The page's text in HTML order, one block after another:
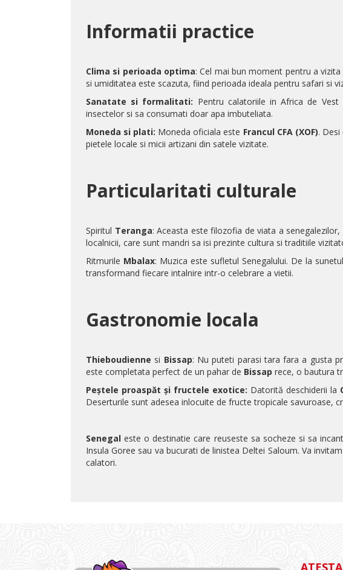
Informatii practice
Clima si perioada optima: Cel mai bun moment pentru a vizita
si umiditatea este scazuta, fiind perioada ideala pentru safari si
Sanatate si formalitati: Pentru calatoriile inAfrica de Vest
insectelor si sa consumati doar apa imbuteliata.
Moneda si plati: Moneda oficiala este Francul CFA (XOF).
pietele locale si micii artizani din satele vizitate.
Particularitati culturale
Spiritul Teranga: Aceasta este filozofia de viata a
localnicii, care sunt mandri sa isi prezinte cultura si traditiile
Ritmurile Mbalax: Muzica este sufletul Senegalului. De la
transformand fiecare intalnire intr-o celebrare a vietii.
Gastronomie locala
Thieboudienne si Bissap: Nu puteti parasi tara fara a gusta
este completata perfect de un pahar de Bissap rece, o bautura
Peștele proaspăt și fructele exotice: Datorită deschiderii la
Deserturile sunt adesea inlocuite de fructe tropicale savuroase,
Senegal este o destinatie care reuseste sa socheze si sa
Insula Goree sau va bucurati de linistea Deltei Saloum. Va
calatori.